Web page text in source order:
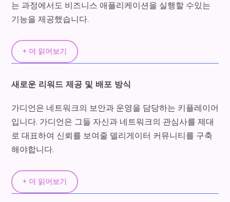
는 과정에서도 비즈니스 애플리케이션을 실행할 수있는
기능을 제공했습니다.
+ 더 읽어보기
새로운 리워드 제공 및 배포 방식
가디언은 네트워크의 보안과 운영을 담당하는 키플레이어
입니다. 가디언은 그들 자신과 네트워크의 관심사를 제대
로 대표하여 신뢰를 보여줄 델리게이터 커뮤니티를 구축
해야합니다.
+ 더 읽어보기